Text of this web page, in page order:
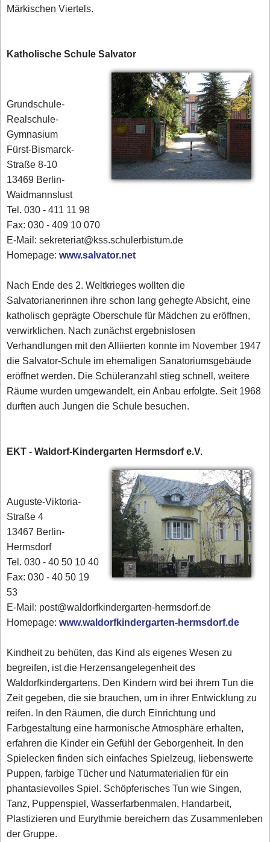
Märkischen Viertels.
Katholische Schule Salvator
Grundschule-
Realschule-
Gymnasium
Fürst-Bismarck-
Straße 8-10
13469 Berlin-
Waidmannslust
Tel. 030 - 411 11 98
Fax: 030 - 409 10 070
E-Mail: sekreteriat@kss.schulerbistum.de
Homepage:www.salvator.net
Nach Ende des 2. Weltkrieges wollten die
Salvatorianerinnen ihre schon lang gehegte Absicht, eine
katholisch geprägte Oberschule für Mädchen zu eröffnen,
verwirklichen. Nach zunächst ergebnislosen
Verhandlungen mit den Alliierten konnte im November 1947
die Salvator-Schule im ehemaligen Sanatoriumsgebäude
eröffnet werden. Die Schüleranzahl stieg schnell, weitere
Räume wurden umgewandelt, ein Anbau erfolgte. Seit 1968
durften auch Jungen die Schule besuchen.
EKT - Waldorf-Kindergarten Hermsdorf e.V.
Auguste-Viktoria-
Straße 4
13467 Berlin-
Hermsdorf
Tel. 030 - 40 50 10 40
Fax: 030 - 40 50 19
53
E-Mail: post@waldorfkindergarten-hermsdorf.de
Homepage:www.waldorfkindergarten-hermsdorf.de
Kindheit zu behüten, das Kind als eigenes Wesen zu
begreifen, ist die Herzensangelegenheit des
Waldorfkindergartens. Den Kindern wird bei ihrem Tun die
Zeit gegeben, die sie brauchen, um in ihrer Entwicklung zu
reifen. In den Räumen, die durch Einrichtung und
Farbgestaltung eine harmonische Atmosphäre erhalten,
erfahren die Kinder ein Gefühl der Geborgenheit. In den
Spielecken finden sich einfaches Spielzeug, liebenswerte
Puppen, farbige Tücher und Naturmaterialien für ein
phantasievolles Spiel. Schöpferisches Tun wie Singen,
Tanz, Puppenspiel, Wasserfarbenmalen, Handarbeit,
Plastizieren und Eurythmie bereichern das Zusammenleben
der Gruppe.